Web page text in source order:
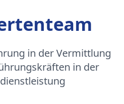
in der Vermittlung
in der